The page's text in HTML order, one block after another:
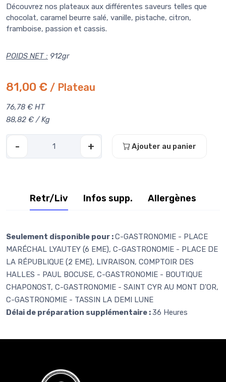
Découvrez nos plateaux aux différentes saveurs telles que
chocolat, caramel beurre salé, vanille, pistache, citron,
framboise, passion et cassis.
POIDS NET : 912gr
81,00 € / Plateau
76,78 € HT
88,82 € / Kg
- + Ajouter au panier
Retr/Liv Infos supp. Allergènes
Seulement disponible pour :C-GASTRONOMIE - PLACE
MARÉCHAL LYAUTEY (6 EME), C-GASTRONOMIE - PLACE DE
LA RÉPUBLIQUE (2 EME), LIVRAISON, COMPTOIR DES
HALLES - PAUL BOCUSE, C-GASTRONOMIE - BOUTIQUE
CHAPONOST, C-GASTRONOMIE - SAINT CYR AU MONT D'OR,
C-GASTRONOMIE - TASSIN LA DEMI LUNE
Délai de préparation supplémentaire :36 Heures